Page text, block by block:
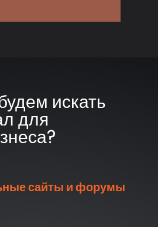
сайты и форумы
искать
для